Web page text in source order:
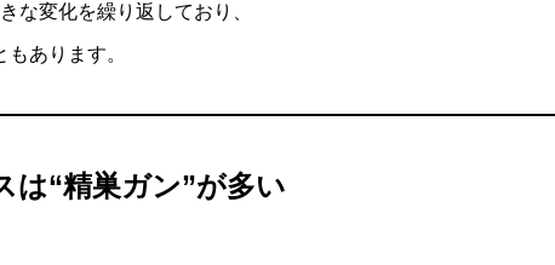
な変化を繰り返しており、
あります。
は“精巣ガン”が多い